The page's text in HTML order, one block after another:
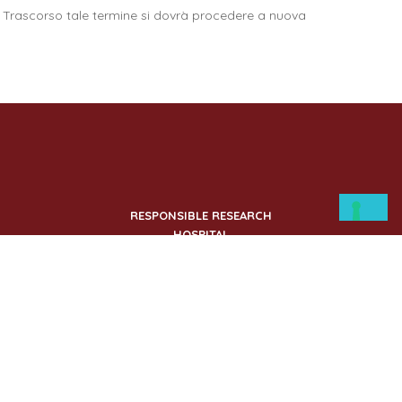
tale termine si dovrà procedere a nuova
RESPONSIBLE RESEARCH
HOSPITAL